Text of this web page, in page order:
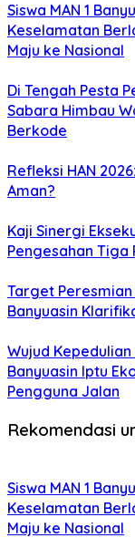
Siswa MAN 1
Keselamatan
Maju ke Nasional
Di Tengah Pesta
Sabara Himbau
Berkode
Refleksi HAN
Aman?
Kaji Sinergi
Pengesahan
Target Peresmian
Banyuasin
Wujud
Banyuasin Iptu
Pengguna Jalan
Rekomendasi
Siswa MAN 1
Keselamatan
Maju ke Nasional